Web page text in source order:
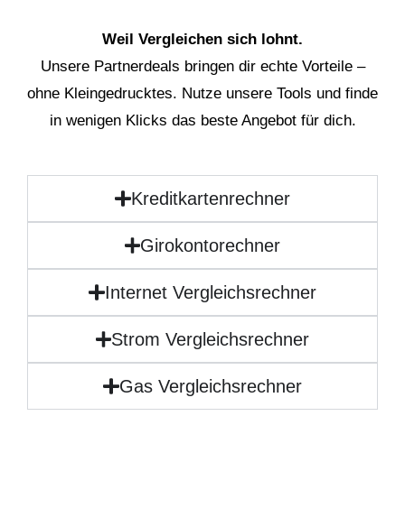
Weil Vergleichen sich lohnt.
Unsere Partnerdeals bringen dir echte Vorteile –
ohne Kleingedrucktes. Nutze unsere Tools und finde
in wenigen Klicks das beste Angebot für dich.
Kreditkartenrechner
Girokontorechner
Internet Vergleichsrechner
Strom Vergleichsrechner
Gas Vergleichsrechner